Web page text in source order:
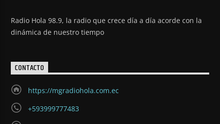
Radio Hola 98.9, la radio que crece día a día acorde con la
dinámica de nuestro tiempo
CONTACTO
https://mgradiohola.com.ec
+593999777483